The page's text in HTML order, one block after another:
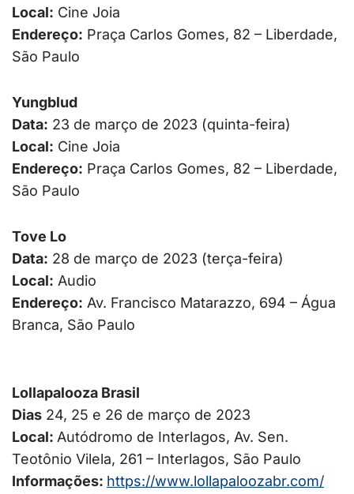
Local: Cine Joia
Endereço: Praça Carlos Gomes, 82 – Liberdade,
São Paulo
Yungblud
Data: 23 de março de 2023 (quinta-feira)
Local: Cine Joia
Endereço: Praça Carlos Gomes, 82 – Liberdade,
São Paulo
Tove Lo
Data: 28 de março de 2023 (terça-feira)
Local: Audio
Endereço: Av. Francisco Matarazzo, 694 – Água
Branca, São Paulo
Lollapalooza Brasil
Dias 24, 25 e 26 de março de 2023
Local: Autódromo de Interlagos, Av. Sen.
Teotônio Vilela, 261 – Interlagos, São Paulo
Informações: https://www.lollapaloozabr.com/